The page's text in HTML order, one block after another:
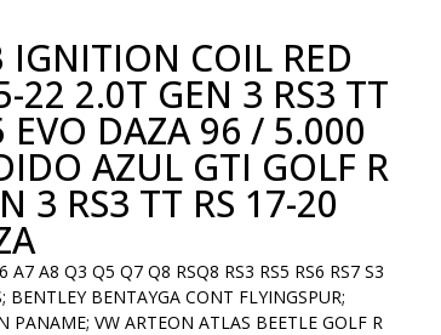
COIL RED
22 2.0T GEN 3 RS3 TT
EVO DAZA 96 / 5.000
AZUL GTI GOLF R
3 RS3 TT RS 17-20
A8 Q3 Q5 Q7 Q8 RSQ8 RS3 RS5 RS6 RS7 S3
BENTAYGA CONT FLYINGSPUR;
PANAME; VW ARTEON ATLAS BEETLE GOLF R